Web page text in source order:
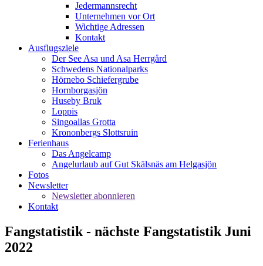
Jedermannsrecht
Unternehmen vor Ort
Wichtige Adressen
Kontakt
Ausflugsziele
Der See Asa und Asa Herrgård
Schwedens Nationalparks
Hörnebo Schiefergrube
Hornborgasjön
Huseby Bruk
Loppis
Singoallas Grotta
Krononbergs Slottsruin
Ferienhaus
Das Angelcamp
Angelurlaub auf Gut Skälsnäs am Helgasjön
Fotos
Newsletter
Newsletter abonnieren
Kontakt
Fangstatistik - nächste Fangstatistik Juni
2022